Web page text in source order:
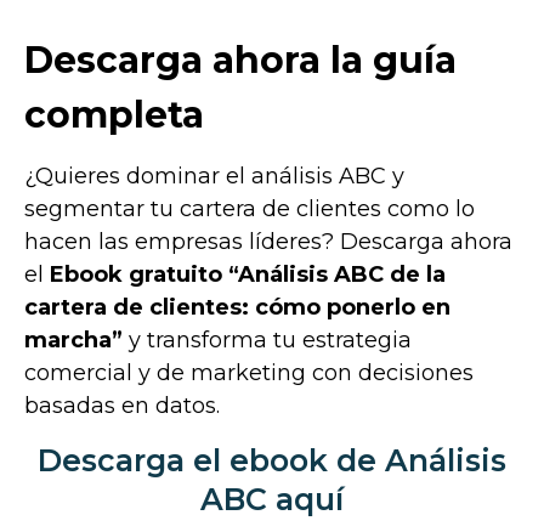
Descarga ahora la guía
completa
¿Quieres dominar el análisis ABC y
segmentar tu cartera de clientes como lo
hacen las empresas líderes? Descarga ahora
el Ebook gratuito “Análisis ABC de la
cartera de clientes: cómo ponerlo en
marcha” y transforma tu estrategia
comercial y de marketing con decisiones
basadas en datos.
Descarga el ebook de Análisis
ABC aquí